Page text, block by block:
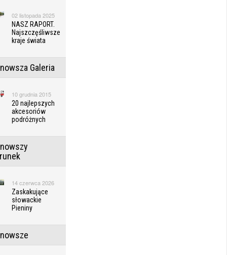
02 listopada 2025
NASZ RAPORT.
Najszczęśliwsze
kraje świata
Galeria
10 grudnia 2015
20 najlepszych
akcesoriów
podróżnych
14 czerwca 2026
Zaskakujące
słowackie
Pieniny